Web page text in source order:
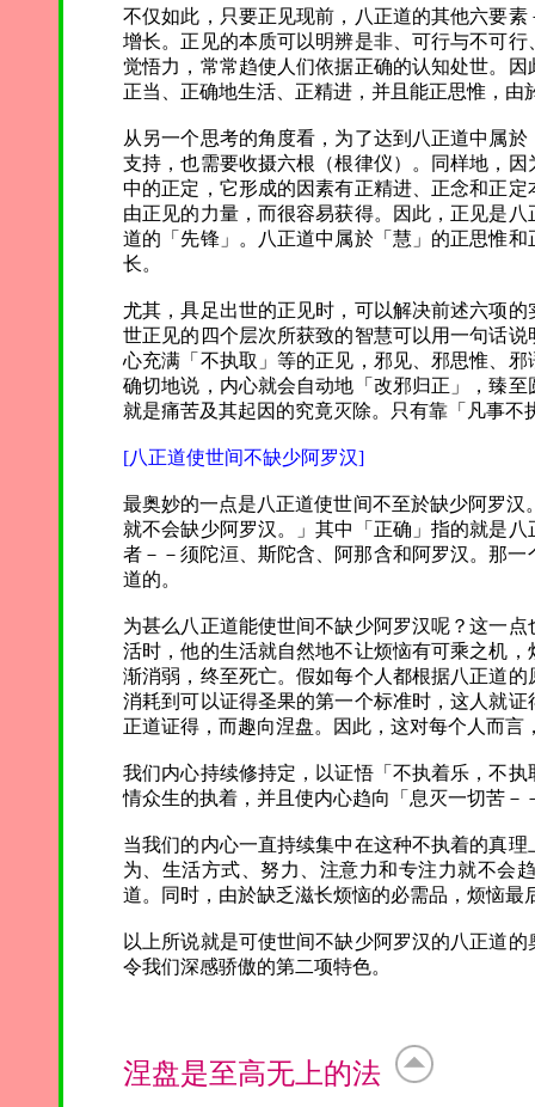
不仅如此，只要正见现前，八正道的其他六要
增长。正见的本质可以明辨是非、可行与不可
觉悟力，常常趋使人们依据正确的认知处世。
正当、正确地生活、正精进，并且能正思惟，
从另一个思考的角度看，为了达到八正道中属
支持，也需要收摄六根（根律仪）。同样地，
中的正定，它形成的因素有正精进、正念和正
由正见的力量，而很容易获得。因此，正见是
道的「先锋」。八正道中属於「慧」的正思惟
长。
尤其，具足出世的正见时，可以解决前述六项
世正见的四个层次所获致的智慧可以用一句话
心充满「不执取」等的正见，邪见、邪思惟、
确切地说，内心就会自动地「改邪归正」，臻
就是痛苦及其起因的究竟灭除。只有靠「凡事
[八正道使世间不缺少阿罗汉]
最奥妙的一点是八正道使世间不至於缺少阿罗
就不会缺少阿罗汉。」其中「正确」指的就是
者－－须陀洹、斯陀含、阿那含和阿罗汉。那
道的。
为甚么八正道能使世间不缺少阿罗汉呢？这一
活时，他的生活就自然地不让烦恼有可乘之机
渐消弱，终至死亡。假如每个人都根据八正道
消耗到可以证得圣果的第一个标准时，这人就
正道证得，而趣向涅盘。因此，这对每个人而
我们内心持续修持定，以证悟「不执着乐，不
情众生的执着，并且使内心趋向「息灭一切苦
当我们的内心一直持续集中在这种不执着的真
为、生活方式、努力、注意力和专注力就不会
道。同时，由於缺乏滋长烦恼的必需品，烦恼
以上所说就是可使世间不缺少阿罗汉的八正道
令我们深感骄傲的第二项特色。
涅盘是至高无上的法